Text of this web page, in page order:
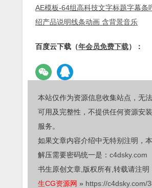
AE模板-64组高科技文字标题字幕条
绍产品说明线条动画 含背景音乐
百度云下载（年会员免费下载）：
本站仅作为资源信息收集站点，无
可用及完整性，不提供任何资源安
服务。
如果文章内容介绍中无特别注明，
解压需要密码统一是： c4dsky.com
书生原创文章,版权所有,转载请注明
生CG资源网 » https://c4dsky.com/